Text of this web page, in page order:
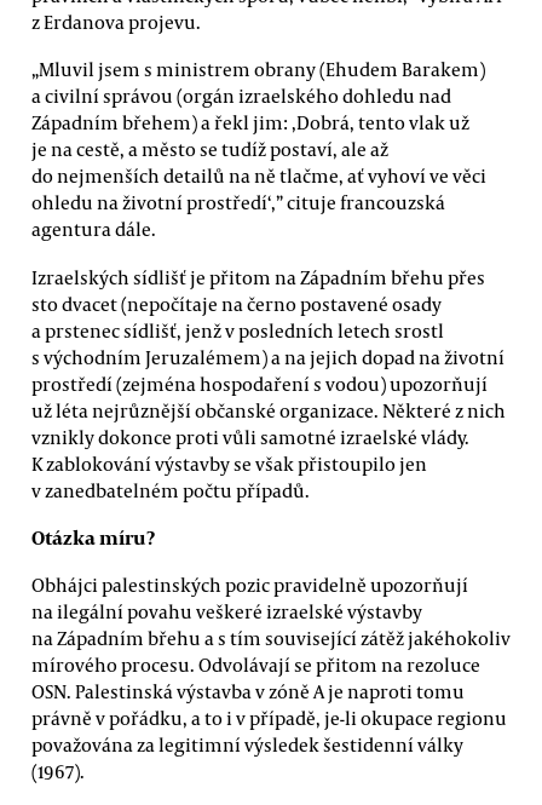
z Erdanova projevu.
„Mluvil jsem s ministrem obrany (Ehudem Barakem)
a civilní správou (orgán izraelského dohledu nad
Západním břehem) a řekl jim: ,Dobrá, tento vlak už
je na cestě, a město se tudíž postaví, ale až
do nejmenších detailů na ně tlačme, ať vyhoví ve věci
ohledu na životní prostředí‘,” cituje francouzská
agentura dále.
Izraelských sídlišť je přitom na Západním břehu přes
sto dvacet (nepočítaje na černo postavené osady
a prstenec sídlišť, jenž v posledních letech srostl
s východním Jeruzalémem) a na jejich dopad na životní
prostředí (zejména hospodaření s vodou) upozorňují
už léta nejrůznější občanské organizace. Některé z nich
vznikly dokonce proti vůli samotné izraelské vlády.
K zablokování výstavby se však přistoupilo jen
v zanedbatelném počtu případů.
Otázka míru?
Obhájci palestinských pozic pravidelně upozorňují
na ilegální povahu veškeré izraelské výstavby
na Západním břehu a s tím související zátěž jakéhokoliv
mírového procesu. Odvolávají se přitom na rezoluce
OSN. Palestinská výstavba v zóně A je naproti tomu
právně v pořádku, a to i v případě, je-li okupace regionu
považována za legitimní výsledek šestidenní války
(1967).